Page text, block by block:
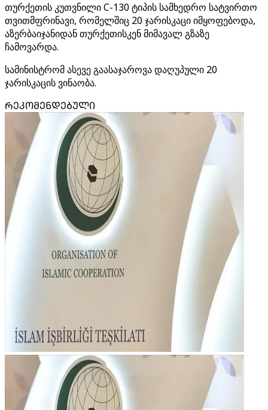
თურქეთის კუთვნილი C-130 ტიპის სამხედრო სატვირთო
თვითმფრინავი, რომელშიც 20 ჯარისკაცი იმყოფებოდა,
აზერბაიჯანიდან თურქეთისკენ მიმავალ გზაზე
ჩამოვარდა.
სამინისტრომ ასევე გაასაჯაროვა დაღუპული 20
ჯარისკაცის ვინაობა.
ᲠᲔᲙᲝᲛᲔᲜᲓᲔᲑᲣᲚᲘ